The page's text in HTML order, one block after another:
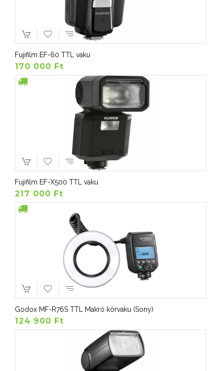
Fujifilm EF-60 TTL vaku
170 000 Ft
Fujifilm EF-X500 TTL vaku
217 000 Ft
Godox MF-R76S TTL Makró körvaku (Sony)
124 900 Ft